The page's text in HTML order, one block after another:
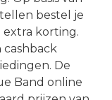
bestel je
extra korting.
cashback
De
Band online